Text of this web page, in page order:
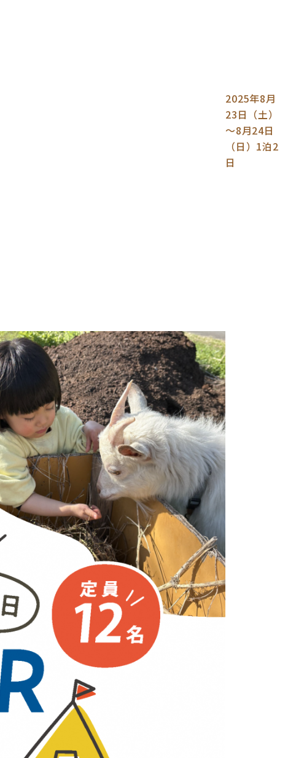
2025年8月
23日（土）
～8月24日
（日）1泊2
日